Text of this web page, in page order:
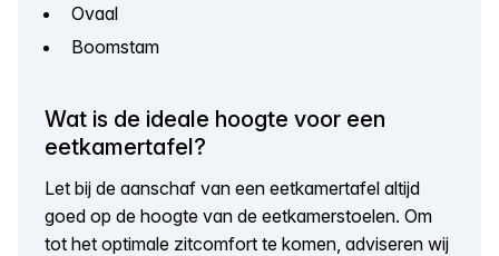
Ovaal
Boomstam
Wat is de ideale hoogte voor een
eetkamertafel?
Let bij de aanschaf van een eetkamertafel altijd
goed op de hoogte van de eetkamerstoelen. Om
tot het optimale zitcomfort te komen, adviseren wij